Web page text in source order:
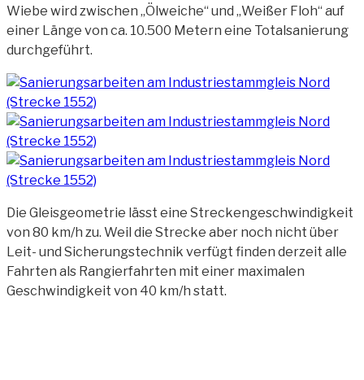
Wiebe wird zwischen „Ölweiche“ und „Weißer Floh“ auf
einer Länge von ca. 10.500 Metern eine Totalsanierung
durchgeführt.
Die Gleisgeometrie lässt eine Streckengeschwindigkeit
von 80 km/h zu. Weil die Strecke aber noch nicht über
Leit- und Sicherungstechnik verfügt finden derzeit alle
Fahrten als Rangierfahrten mit einer maximalen
Geschwindigkeit von 40 km/h statt.